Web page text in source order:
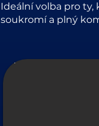
Ideální volba pro ty,
soukromí a plný